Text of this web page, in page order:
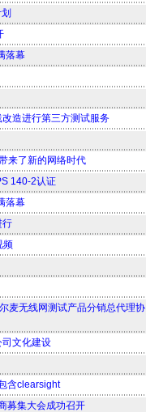
落幕
造进行第三方测试服务
来了新的网络时代
140-2认证
落幕
行
频
麦无线网测试产品分销总代理协
文化建设
含clearsight
募集大会成功召开